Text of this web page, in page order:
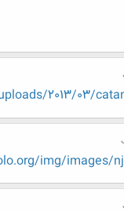
2013/03/
img/images/